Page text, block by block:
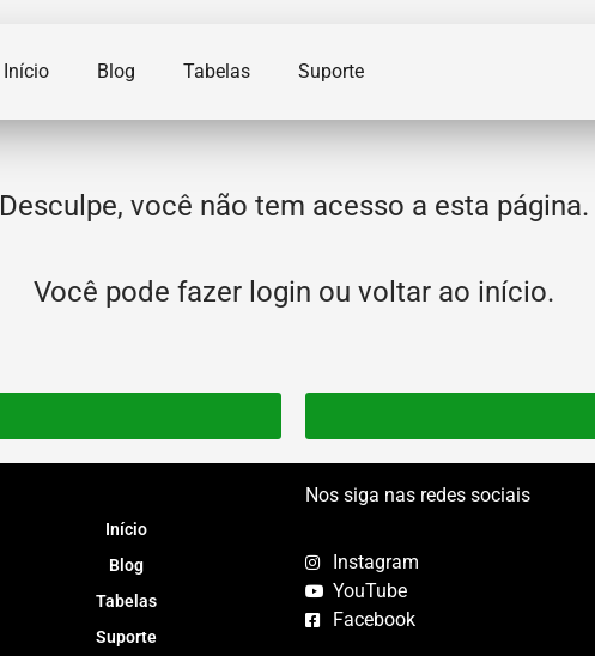
Início Blog Tabelas Suporte
Desculpe, você não tem acesso a esta página.
Você pode fazer login ou voltar ao início.
Início
Blog
Tabelas
Suporte
Nos siga nas redes sociais
Instagram
YouTube
Facebook